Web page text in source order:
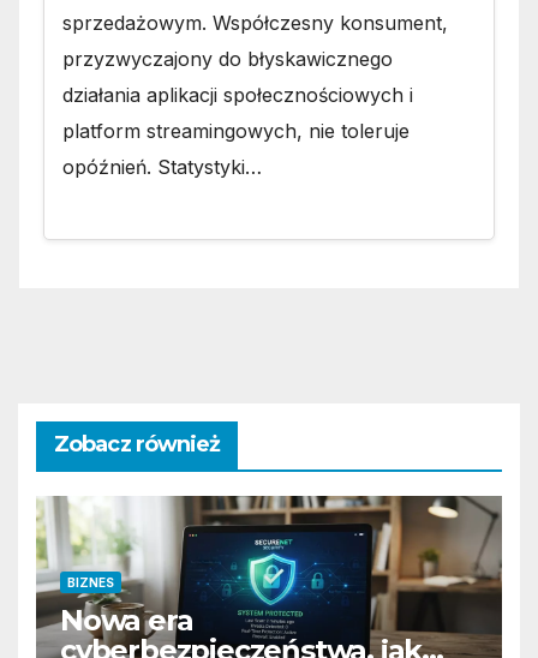
sprzedażowym. Współczesny konsument,
przyzwyczajony do błyskawicznego
działania aplikacji społecznościowych i
platform streamingowych, nie toleruje
opóźnień. Statystyki…
Zobacz również
BIZNES
Nowa era
cyberbezpieczeństwa. jak